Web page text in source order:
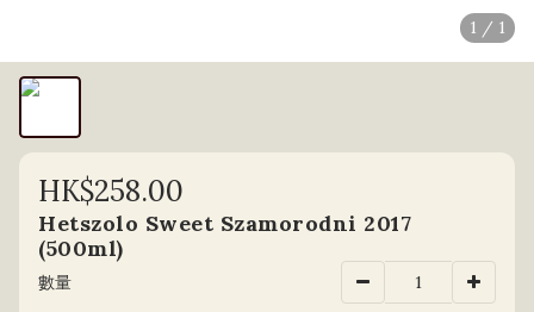
1 / 1
HK$258.00
Hetszolo Sweet Szamorodni 2017
(500ml)
數量